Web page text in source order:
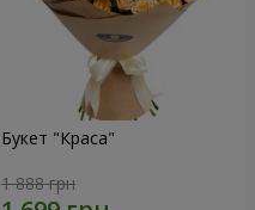
Букет "Краса"
1 888 грн